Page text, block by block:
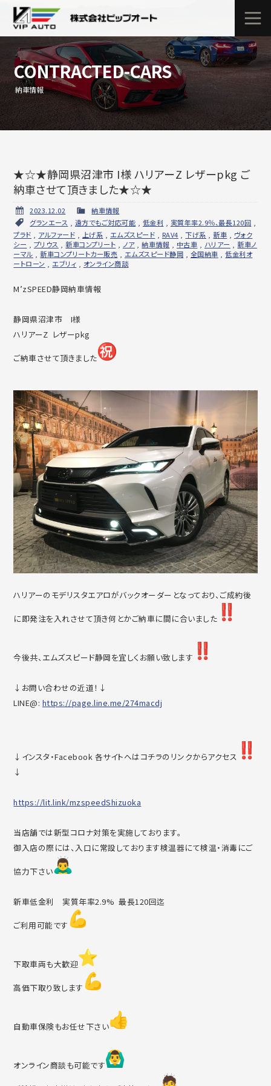
CONTRACTED-CARS
納車情報
★☆★静岡県沼津市 I様 ハリアーZ レザーpkg ご
納車させて頂きました★☆★
2023.12.02
納車情報
グランエース
遠方でもご対応可能 低金利 実質年率2.9％、最長120回
プラド
アルファード 上げ系 エムズスピード RAV4 ,下げ系 ,新車
ヴォク
シー
プリウス ,新車コンプリート ノア,納車情報 中古車 ハリアー ,新車ノ
ーマル ,新車コンプリートカー販売 エムズスピード静岡 全国納車 ,低金利オ
ートローン
エブリィ オンライン商談
M’zSPEED静岡納車情報
静岡県沼津市 I様
ハリアーZ レザーpkg
ご納車させて頂きました
ハリアーのモデリスタエアロがバックオーダーとなっており、ご成約後
に即発注を入れさせて頂き何とかご納車に間に合いました
今後共、エムズスピード静岡を宜しくお願い致します
↓お問い合わせの近道！↓
LINE@: https://page.line.me/274macdj
↓インスタ・Facebook 各サイトへはコチラのリンクからアクセス
↓
https://lit.link/mzspeedShizuoka
当店舗では新型コロナ対策を実施しております。
御入店の際には、入口に常設しております検温器にて検温・消毒にご
協力下さい
新車低金利 実質年率2.9% 最長120回迄
ご利用可能です
下取車両も大歓迎
高価下取り致します
自動車保険もお任せ下さい
オンライン商談も可能です